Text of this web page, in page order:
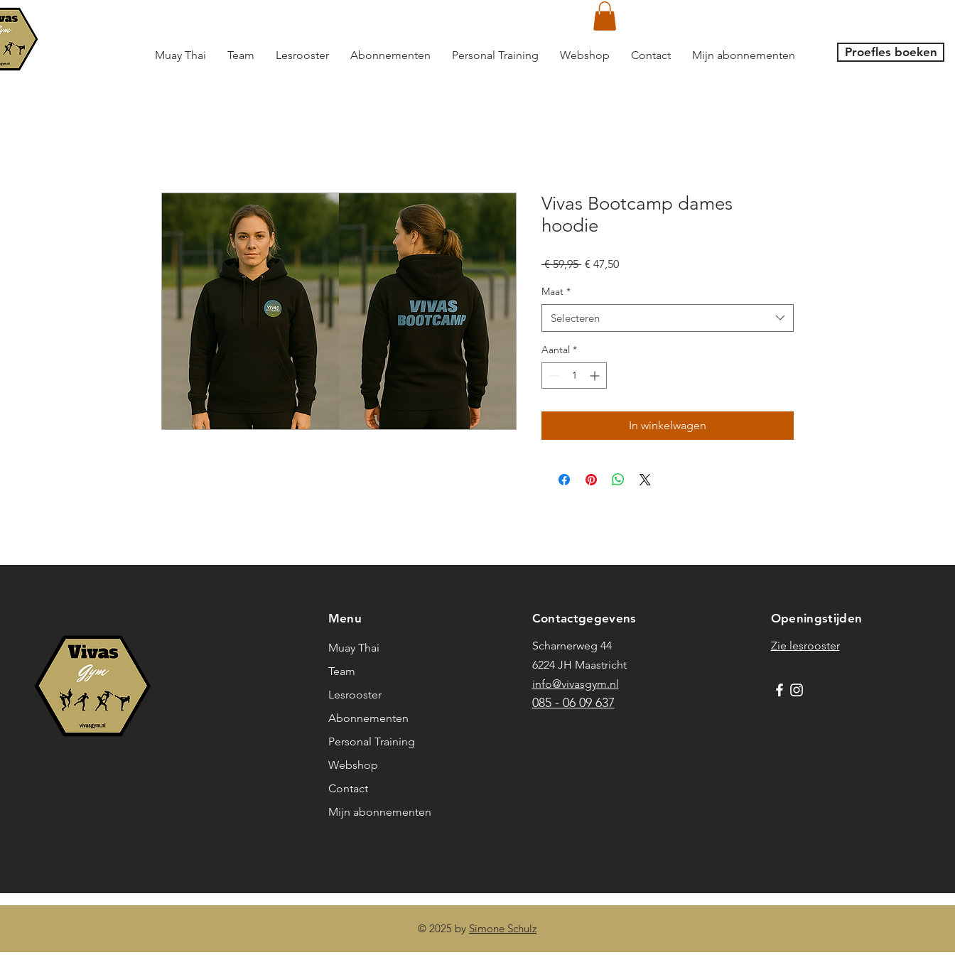
Muay Thai Team Lesrooster Abonnementen Personal Training Webshop Contact Mijn abonnementen Proefles boeken
Vivas Bootcamp dames
hoodie
€ 59,95 Normale
€ 47,50Verkoopprijs
Maat *
Selecteren
Aantal *
In winkelwagen
Menu
Muay Thai
Team
Lesrooster
Abonnementen
Personal Training
Webshop
Contact
Mijn abonnementen
Contactgegevens
Scharnerweg 44
6224 JH Maastricht
info@vivasgym.nl
085 - 06 09 637
Openingstijden
Zie lesrooster
© 2025 by Simone Schulz